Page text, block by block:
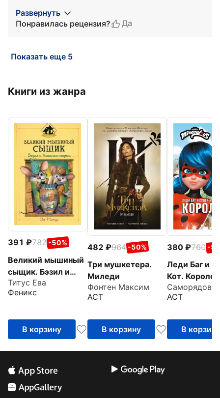
Развернуть
Понравилась рецензия?
Да
Показать еще 5
Книги из жанра
391 782 -50%
Великий мышиный
сыщик. Бэзил и
Кошачья пещера
Титус Ева
Феникс
В корзину
482 964 -50%
Три мушкетера.
Миледи
Фонтен Максим
АСТ
В корзину
380 760 -
Леди Баг и
Кот.
АСТ
В корзину